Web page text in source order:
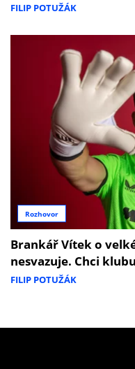
FILIP POTUŽÁK
Rozhovor
Brankář Vítek o
nesvazuje. Chci
FILIP POTUŽÁK